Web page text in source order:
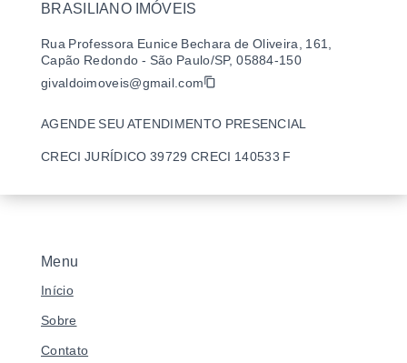
Menu
Início
Sobre
Contato
BRASILIANO IMÓVEIS
Rua Professora Eunice Bechara de Oliveira, 161,
Capão Redondo - São Paulo/SP, 05884-150
givaldoimoveis@gmail.com
AGENDE SEU ATENDIMENTO PRESENCIAL
CRECI JURÍDICO 39729 CRECI 140533 F